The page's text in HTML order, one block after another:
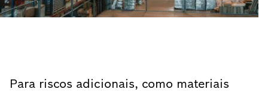
Para riscos adicionais, como materiais